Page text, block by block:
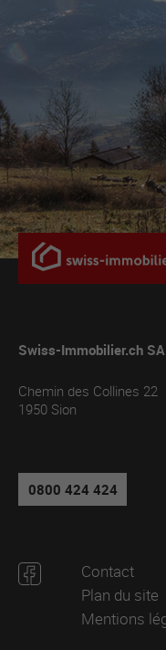
Swiss-Immobilier.ch SA
Chemin des Collines 22
1950 Sion
0800 424 424
Contact
Plan du site
Mentions